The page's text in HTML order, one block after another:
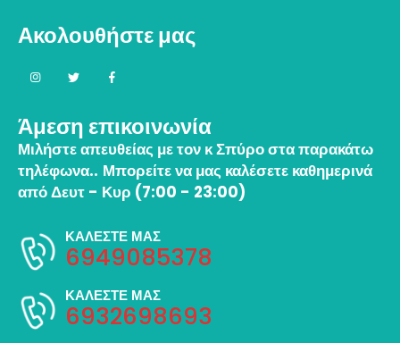
Ακολουθήστε μας
Άμεση επικοινωνία
Μιλήστε απευθείας με τον κ Σπύρο στα παρακάτω
τηλέφωνα.. Μπορείτε να μας καλέσετε καθημερινά
από Δευτ - Κυρ (7:00 - 23:00)
ΚΑΛΕΣΤΕ ΜΑΣ
6949085378
ΚΑΛΕΣΤΕ ΜΑΣ
6932698693